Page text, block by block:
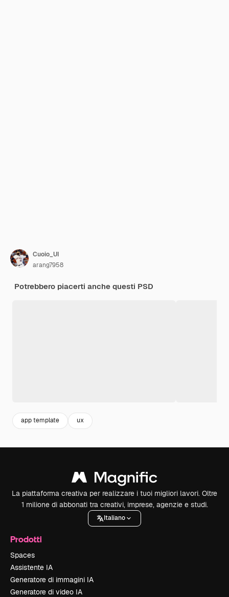
Cuoio_UI
arang7958
Potrebbero piacerti anche questi PSD
app template ux
La piattaforma creativa per realizzare i tuoi migliori lavori. Oltre
1 milione di abbonati tra creativi, imprese, agenzie e studi.
Italiano
Prodotti
Spaces
Assistente IA
Generatore di immagini IA
Generatore di video IA